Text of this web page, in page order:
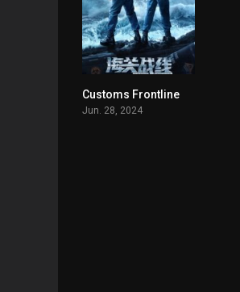
5.6
Customs Frontline
Jun. 28, 2024